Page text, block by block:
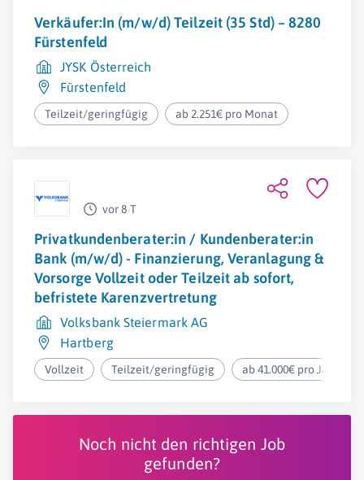
Verkäufer:In (m/w/d) Teilzeit (35 Std) – 8280
Fürstenfeld
JYSK Österreich
Fürstenfeld
Teilzeit/geringfügig ab 2.251€ pro Monat
vor 8 T
Privatkundenberater:in / Kundenberater:in
Bank (m/w/d) - Finanzierung, Veranlagung &
Vorsorge Vollzeit oder Teilzeit ab sofort,
befristete Karenzvertretung
Volksbank Steiermark AG
Hartberg
Vollzeit Teilzeit/geringfügig ab 41.000€ pro Jahr
Noch nicht den richtigen Job
gefunden?